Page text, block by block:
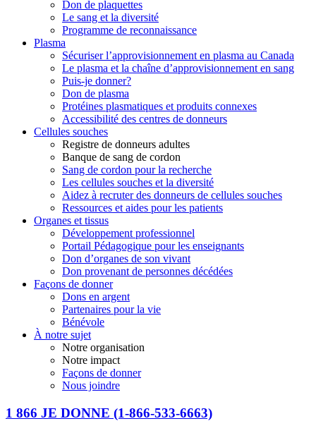
Don de plaquettes
Le sang et la diversité
Programme de reconnaissance
Plasma
Sécuriser l’approvisionnement en plasma au Canada
Le plasma et la chaîne d’approvisionnement en sang
Puis-je donner?
Don de plasma
Protéines plasmatiques et produits connexes
Accessibilité des centres de donneurs
Cellules souches
Registre de donneurs adultes
Banque de sang de cordon
Sang de cordon pour la recherche
Les cellules souches et la diversité
Aidez à recruter des donneurs de cellules souches
Ressources et aides pour les patients
Organes et tissus
Développement professionnel
Portail Pédagogique pour les enseignants
Don d’organes de son vivant
Don provenant de personnes décédées
Façons de donner
Dons en argent
Partenaires pour la vie
Bénévole
À notre sujet
Notre organisation
Notre impact
Façons de donner
Nous joindre
1 866 JE DONNE (1-866-533-6663)